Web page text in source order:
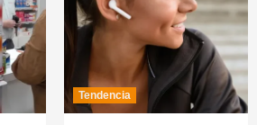
Tendencia